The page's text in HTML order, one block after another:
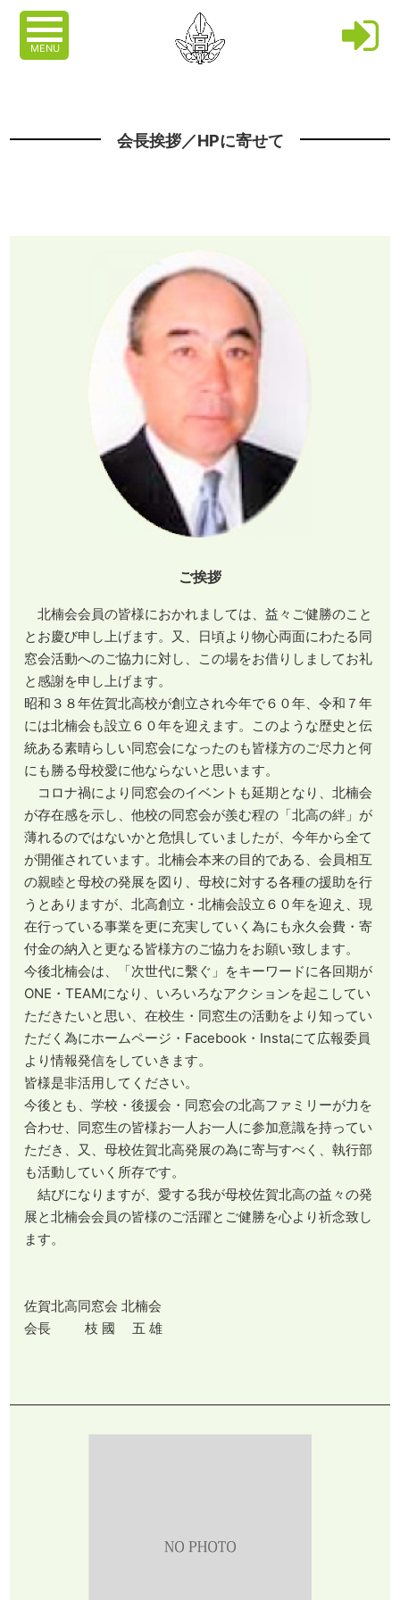
MENU
会長挨拶／HPに寄せて
ご挨拶
北楠会会員の皆様におかれましては、益々ご健勝のこと
とお慶び申し上げます。又、日頃より物心両面にわたる同
窓会活動へのご協力に対し、この場をお借りしましてお礼
と感謝を申し上げます。
昭和３８年佐賀北高校が創立され今年で６０年、令和７年
には北楠会も設立６０年を迎えます。このような歴史と伝
統ある素晴らしい同窓会になったのも皆様方のご尽力と何
にも勝る母校愛に他ならないと思います。
コロナ禍により同窓会のイベントも延期となり、北楠会
が存在感を示し、他校の同窓会が羨む程の「北高の絆」が
薄れるのではないかと危惧していましたが、今年から全て
が開催されています。北楠会本来の目的である、会員相互
の親睦と母校の発展を図り、母校に対する各種の援助を行
うとありますが、北高創立・北楠会設立６０年を迎え、現
在行っている事業を更に充実していく為にも永久会費・寄
付金の納入と更なる皆様方のご協力をお願い致します。
今後北楠会は、「次世代に繫ぐ」をキーワードに各回期が
ONE・TEAMになり、いろいろなアクションを起こしてい
ただきたいと思い、在校生・同窓生の活動をより知ってい
ただく為にホームページ・Facebook・Instaにて広報委員
より情報発信をしていきます。
皆様是非活用してください。
今後とも、学校・後援会・同窓会の北高ファミリーが力を
合わせ、同窓生の皆様お一人お一人に参加意識を持ってい
ただき、又、母校佐賀北高発展の為に寄与すべく、執行部
も活動していく所存です。
結びになりますが、愛する我が母校佐賀北高の益々の発
展と北楠会会員の皆様のご活躍とご健勝を心より祈念致し
ます。
佐賀北高同窓会 北楠会
会長 枝 國 五 雄